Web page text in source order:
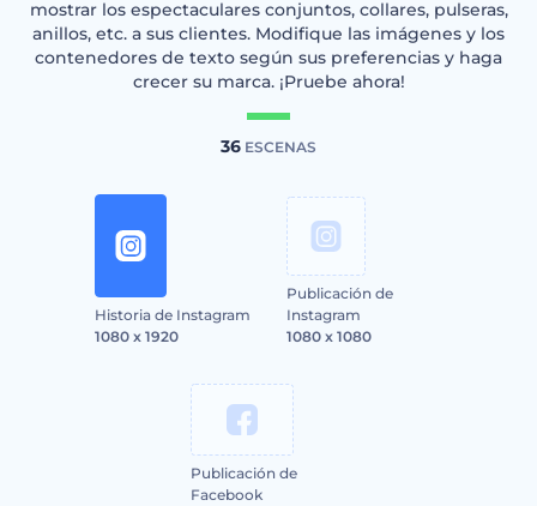
mostrar los espectaculares conjuntos, collares, pulseras,
anillos, etc. a sus clientes. Modifique las imágenes y los
contenedores de texto según sus preferencias y haga
crecer su marca. ¡Pruebe ahora!
36 ESCENAS
Historia de Instagram
1080 x 1920
Publicación de
Instagram
1080 x 1080
Publicación de
Facebook